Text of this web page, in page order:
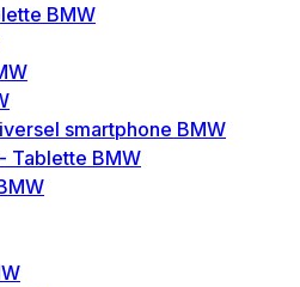
BMW
smartphone BMW
Tablette BMW